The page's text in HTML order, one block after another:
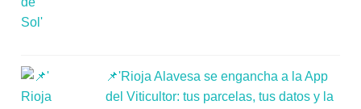
📌'Rioja Alavesa se engancha a la App
del Viticultor: tus parcelas, tus datos y la